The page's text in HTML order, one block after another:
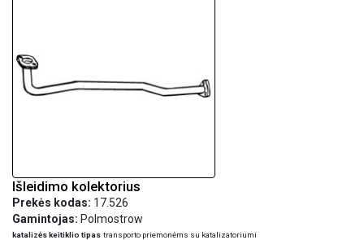
Išleidimo kolektorius
Prekės kodas: 17.526
Gamintojas: Polmostrow
katalizės keitiklio tipas transporto priemonėms su katalizatoriumi